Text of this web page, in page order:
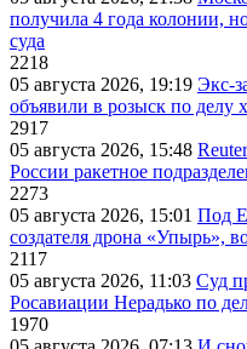
получила 4 года колонии,
суда
2218
05 августа 2026, 19:19 Экс-
объявили в розыск по делу
2917
05 августа 2026, 15:48
России ракетное
2273
05 августа 2026, 15:01 Под
создателя дрона «Упырь»,
2117
05 августа 2026, 11:03 Суд
Росавиации Нерадько по
1970